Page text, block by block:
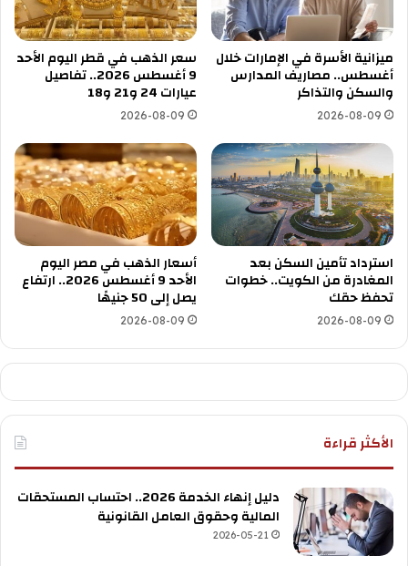
ميزانية الأسرة في الإمارات خلال
أغسطس.. مصاريف المدارس
والسكن والتذاكر
2026-08-09
سعر الذهب في قطر اليوم الأحد
9 أغسطس 2026.. تفاصيل
عيارات 24 و21 و18
2026-08-09
استرداد تأمين السكن بعد
المغادرة من الكويت.. خطوات
تحفظ حقك
2026-08-09
أسعار الذهب في مصر اليوم
الأحد 9 أغسطس 2026.. ارتفاع
يصل إلى 50 جنيهًا
2026-08-09
الأكثر قراءة
دليل إنهاء الخدمة 2026.. احتساب المستحقات
المالية وحقوق العامل القانونية
2026-05-21